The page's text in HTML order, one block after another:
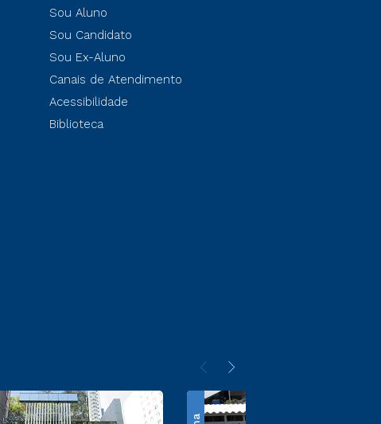
Sou Aluno
Sou Candidato
Sou Ex-Aluno
Canais de Atendimento
Acessibilidade
Biblioteca